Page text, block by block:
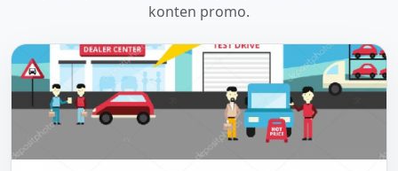
konten promo.